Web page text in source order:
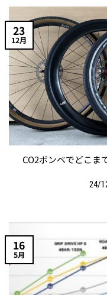
CO2ボンベでどこ
24/
23
12月
16
5月